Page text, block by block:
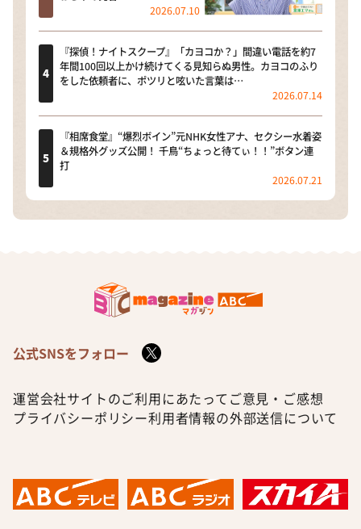
2026.07.10
『探偵！ナイトスクープ』「カヨコか？」間違い電話を約7
年間100回以上かけ続けてくる見知らぬ男性。カヨコのふり
をした依頼者に、ポツリと呟いた言葉は…
2026.07.14
『相席食堂』“爆烈ボイン”元NHK女性アナ、セクシー水着姿
＆規格外グッズ公開！ 千鳥“ちょっと待てぃ！！”ボタン連
打
2026.07.21
公式SNSをフォロー
運営会社サイトのご利用にあたって ご意見・ご感想
プライバシーポリシー利用者情報の外部送信について